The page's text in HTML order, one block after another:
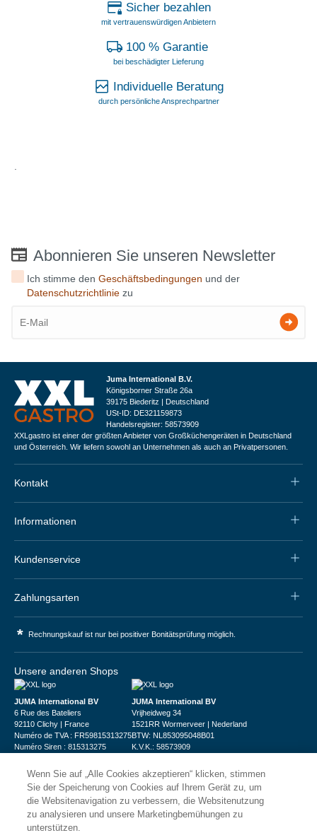
Sicher bezahlen
mit vertrauenswürdigen Anbietern
100 % Garantie
bei beschädigter Lieferung
Individuelle Beratung
durch persönliche Ansprechpartner
Abonnieren Sie unseren Newsletter
Ich stimme denGeschäftsbedingungen und der
Datenschutzrichtlinie zu
Juma International B.V.
Königsborner Straße 26a
39175 Biederitz | Deutschland
USt-ID: DE321159873
Handelsregister: 58573909
XXLgastro ist einer der größten Anbieter von Großküchengeräten in Deutschland
und Österreich. Wir liefern sowohl an Unternehmen als auch an Privatpersonen.
Kontakt
Informationen
Kundenservice
Zahlungsarten
* Rechnungskauf ist nur bei positiver Bonitätsprüfung möglich.
Unsere anderen Shops
JUMA International BV
6 Rue des Bateliers
92110 Clichy | France
Numéro de TVA : FR59815313275
Numéro Siren : 815313275
JUMA International BV
Vrijheidweg 34
1521RR Wormerveer | Nederland
BTW: NL853095048B01
K.V.K.: 58573909
© 2026XXLgastro
Wenn Sie auf „Alle Cookies akzeptieren“ klicken, stimmen
Sie der Speicherung von Cookies auf Ihrem Gerät zu, um
die Websitenavigation zu verbessern, die Websitenutzung
zu analysieren und unsere Marketingbemühungen zu
unterstützen.